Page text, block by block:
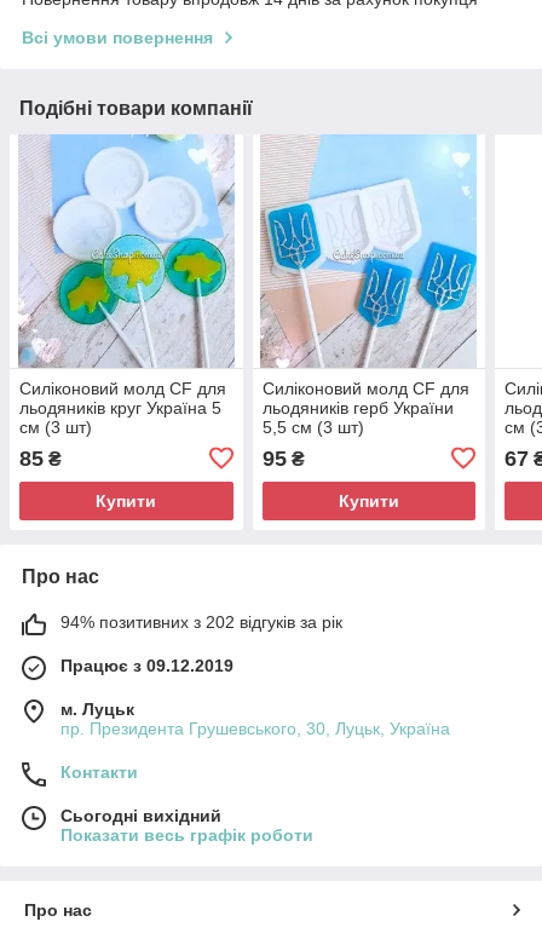
Всі умови повернення
Подібні товари компанії
Силіконовий молд CF для
льодяників круг Україна 5
см (3 шт)
85 ₴
Купити
Силіконовий молд CF для
льодяників герб України
5,5 см (3 шт)
95₴
Купити
см
67
Про нас
94% позитивних з 202 відгуків за рік
Працює з 09.12.2019
м. Луцьк
пр. Президента Грушевського, 30, Луцьк, Україна
Контакти
Сьогодні вихідний
Показати весь графік роботи
Про нас